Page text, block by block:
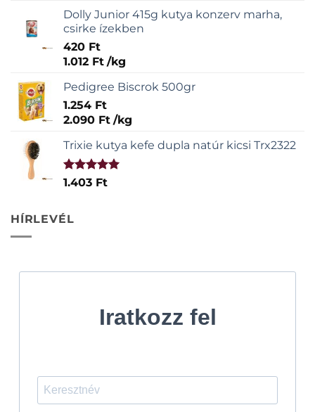
Dolly Junior 415g kutya konzerv marha,
csirke ízekben
420 Ft
1.012 Ft /kg
Pedigree Biscrok 500gr
1.254 Ft
2.090 Ft /kg
Trixie kutya kefe dupla natúr kicsi Trx2322
Értékelés:
1.403 Ft
HÍRLEVÉL
Iratkozz fel